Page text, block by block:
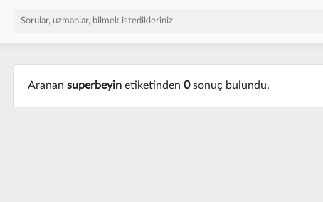
Aranan superbeyinetiketinden 0sonuç bulundu.